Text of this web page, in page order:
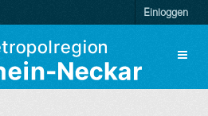
Einloggen